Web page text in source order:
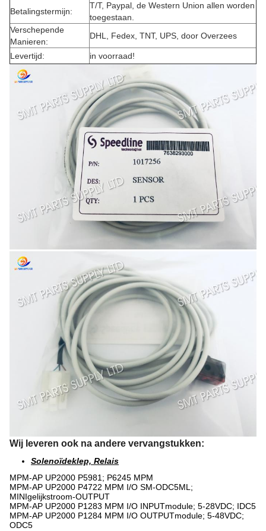
Betalingstermijn:
T/T, Paypal, de Western Union allen worden
toegestaan.
Verschepende
Manieren:
DHL, Fedex, TNT, UPS, door Overzees
Levertijd: in voorraad!
Wij leveren ook na andere vervangstukken:
Solenoïdeklep, Relais
MPM-AP UP2000 P5981; P6245 MPM
MPM-AP UP2000 P4722 MPM I/O SM-ODC5ML;
MINIgelijkstroom-OUTPUT
MPM-AP UP2000 P1283 MPM I/O INPUTmodule; 5-28VDC; IDC5
MPM-AP UP2000 P1284 MPM I/O OUTPUTmodule; 5-48VDC;
ODC5